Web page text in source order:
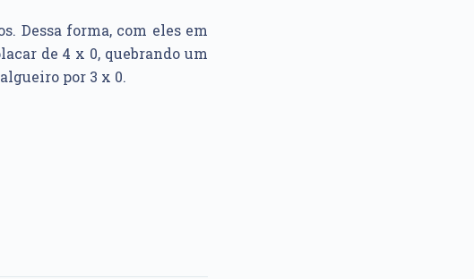
Dessa forma, com eles em
de 4 x 0, quebrando um
por 3 x 0.